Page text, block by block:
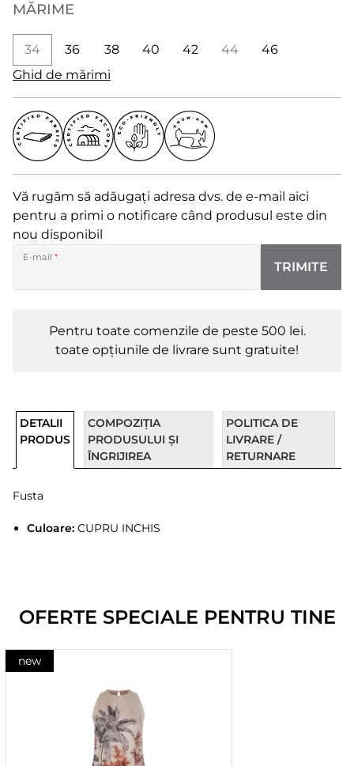
MĂRIME
34 36 38 40 42 44
46
Ghid de mărimi
Vă rugăm să adăugați adresa dvs. de e-mail aici
pentru a primi o notificare când produsul este din
nou disponibil
E-mail*
TRIMITE
Pentru toate comenzile de peste 500 lei.
toate opțiunile de livrare sunt gratuite!
DETALII
PRODUS
COMPOZIȚIA
PRODUSULUI ȘI
ÎNGRIJIREA
POLITICA DE
LIVRARE /
RETURNARE
Fusta
Culoare:CUPRU INCHIS
OFERTE SPECIALE PENTRU TINE
new